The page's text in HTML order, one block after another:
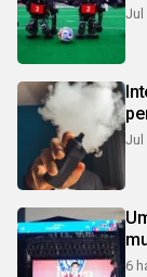
Jul
Jul
6